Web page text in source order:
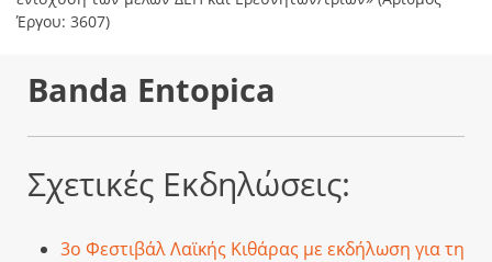
Έργου: 3607)
Banda Entopica
Σχετικές Εκδηλώσεις:
3ο Φεστιβάλ Λαϊκής Κιθάρας με εκδήλωση για τη